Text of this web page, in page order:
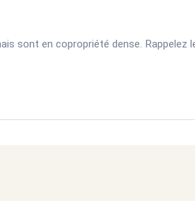
sont en copropriété dense.